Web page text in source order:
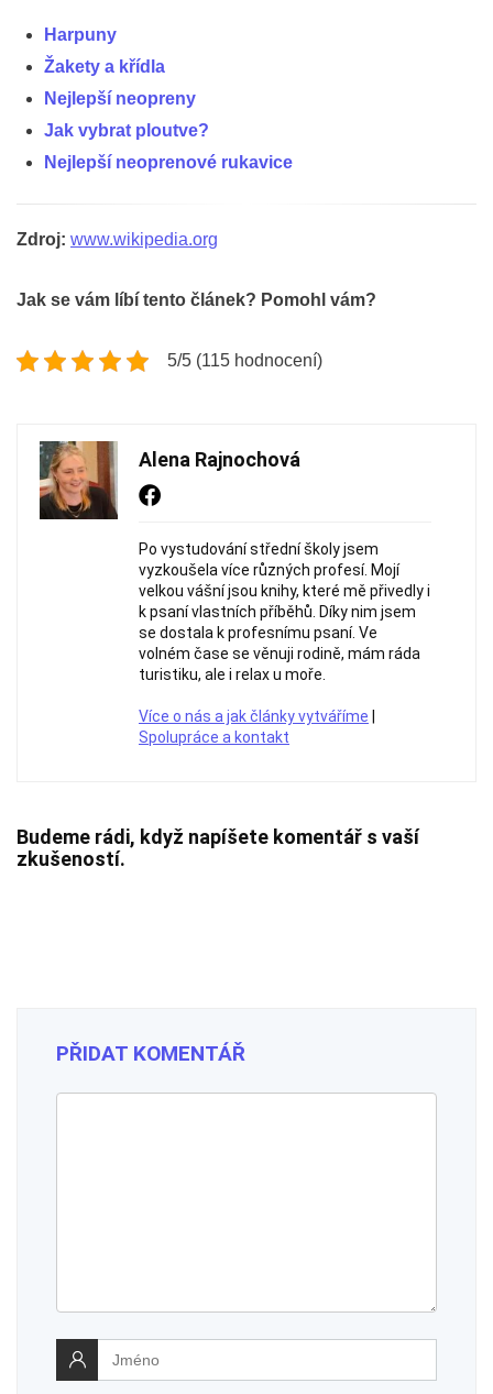
Harpuny
Žakety a křídla
Nejlepší neopreny
Jak vybrat ploutve?
Nejlepší neoprenové rukavice
Zdroj: www.wikipedia.org
Jak se vám líbí tento článek? Pomohl vám?
5/5 (115 hodnocení)
Alena Rajnochová
Po vystudování střední školy jsem
vyzkoušela více různých profesí. Mojí
velkou vášní jsou knihy, které mě přivedly i
k psaní vlastních příběhů. Díky nim jsem
se dostala k profesnímu psaní. Ve
volném čase se věnuji rodině, mám ráda
turistiku, ale i relax u moře.
Více o nás a jak články vytváříme
Spolupráce a kontakt
Budeme rádi, když napíšete komentář s vaší
zkušeností.
PŘIDAT KOMENTÁŘ